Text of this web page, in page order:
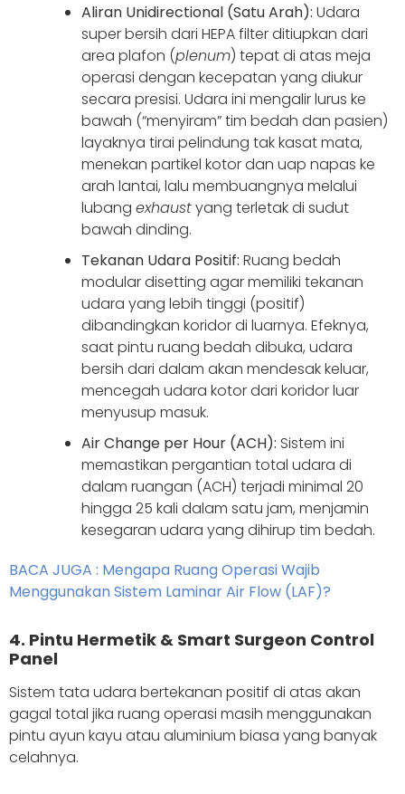
Aliran Unidirectional (Satu Arah): Udara
super bersih dari HEPA filter ditiupkan dari
area plafon (plenum) tepat di atas meja
operasi dengan kecepatan yang diukur
secara presisi. Udara ini mengalir lurus ke
bawah (“menyiram” tim bedah dan pasien)
layaknya tirai pelindung tak kasat mata,
menekan partikel kotor dan uap napas ke
arah lantai, lalu membuangnya melalui
lubang exhaustyang terletak di sudut
bawah dinding.
Tekanan Udara Positif: Ruang bedah
modular disetting agar memiliki tekanan
udara yang lebih tinggi (positif)
dibandingkan koridor di luarnya. Efeknya,
saat pintu ruang bedah dibuka, udara
bersih dari dalam akan mendesak keluar,
mencegah udara kotor dari koridor luar
menyusup masuk.
Air Change per Hour (ACH): Sistem ini
memastikan pergantian total udara di
dalam ruangan (ACH) terjadi minimal 20
hingga 25 kali dalam satu jam, menjamin
kesegaran udara yang dihirup tim bedah.
BACA JUGA : Mengapa Ruang Operasi Wajib
Menggunakan Sistem Laminar Air Flow (LAF)?
4. Pintu Hermetik & Smart Surgeon Control
Panel
Sistem tata udara bertekanan positif di atas akan
gagal total jika ruang operasi masih menggunakan
pintu ayun kayu atau aluminium biasa yang banyak
celahnya.